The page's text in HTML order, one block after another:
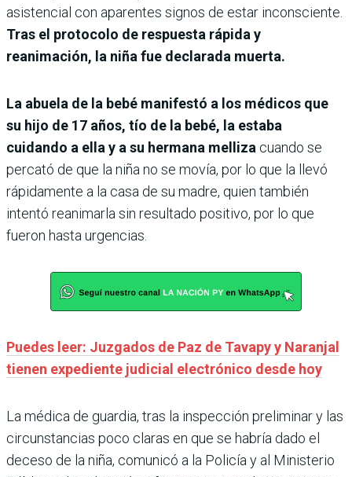
asistencial con aparentes signos de estar inconsciente.
Tras el protocolo de respuesta rápida y
reanimación, la niña fue declarada muerta.
La abuela de la bebé manifestó a los médicos que
su hijo de 17 años, tío de la bebé, la estaba
cuidando a ella y a su hermana melliza cuando se
percató de que la niña no se movía, por lo que la llevó
rápidamente a la casa de su madre, quien también
intentó reanimarla sin resultado positivo, por lo que
fueron hasta urgencias.
Puedes leer: Juzgados de Paz de Tavapy y Naranjal
tienen expediente judicial electrónico desde hoy
La médica de guardia, tras la inspección preliminar y las
circunstancias poco claras en que se habría dado el
deceso de la niña, comunicó a la Policía y al Ministerio